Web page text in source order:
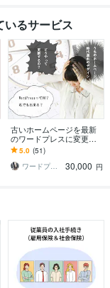
いるサービス
古いホームページを最新
のワードプレスに変更し
ます 初心者でも簡単に更
新可能！SEOコーティン
グ、ブログも設置可
5.0 (51)
ワードプレスPro
30,000 円